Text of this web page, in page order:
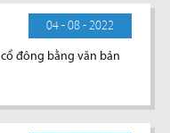
04 - 08 - 2022
cổ đông bằng văn bản